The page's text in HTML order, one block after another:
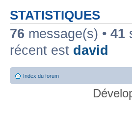
STATISTIQUES
76 message(s) • 41
récent est david
Index du forum